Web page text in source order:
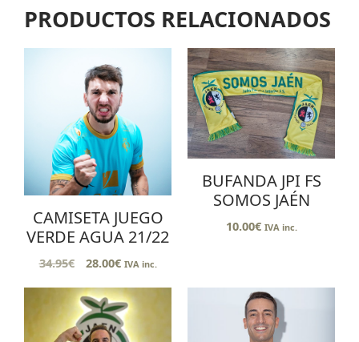
PRODUCTOS RELACIONADOS
CAMISETA JUEGO
VERDE AGUA 21/22
34.95€ 28.00€ IVA inc.
BUFANDA JPI FS
SOMOS JAÉN
10.00€ IVA inc.